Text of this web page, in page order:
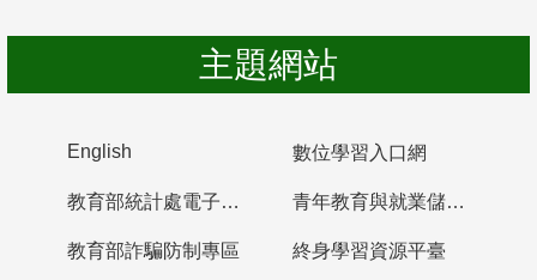
主題網站
English 數位學習入口網
教育部統計處電子書櫃 青年教育與就業儲蓄帳戶
教育部詐騙防制專區 終身學習資源平臺